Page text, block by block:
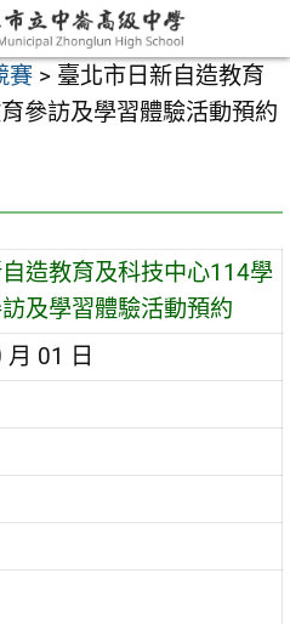
賽 > 臺北市日新自造教育
參訪及學習體驗活動預約
造教育及科技中心114學
及學習體驗活動預約
01 日